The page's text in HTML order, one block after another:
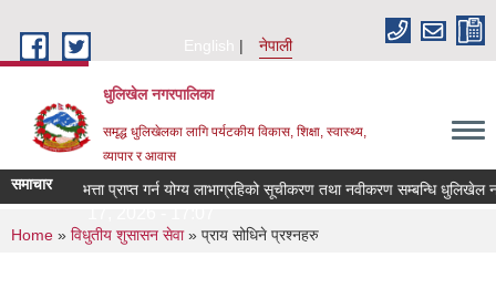
English
नेपाली
धुलिखेल नगरपालिका
समृद्ध धुलिखेलका लागि पर्यटकीय विकास, शिक्षा, स्वास्थ्य,
व्यापार र आवास
समाचारसुरक्षा भत्ता प्राप्त गर्न योग्य लाभाग्रहिको सूचीकरण तथा नवीकरण सम्बन्धि धुलिखेल
You are here
Home » विधुतीय शुसासन सेवा» प्राय सोधिने प्रश्नहरु